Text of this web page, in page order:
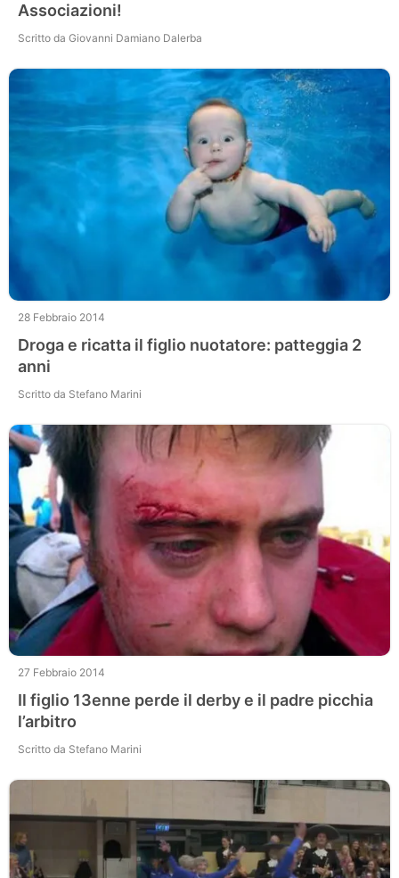
Associazioni!
Scritto da Giovanni Damiano Dalerba
28 Febbraio 2014
Droga e ricatta il figlio nuotatore: patteggia 2
anni
Scritto da Stefano Marini
27 Febbraio 2014
Il figlio 13enne perde il derby e il padre picchia
l’arbitro
Scritto da Stefano Marini